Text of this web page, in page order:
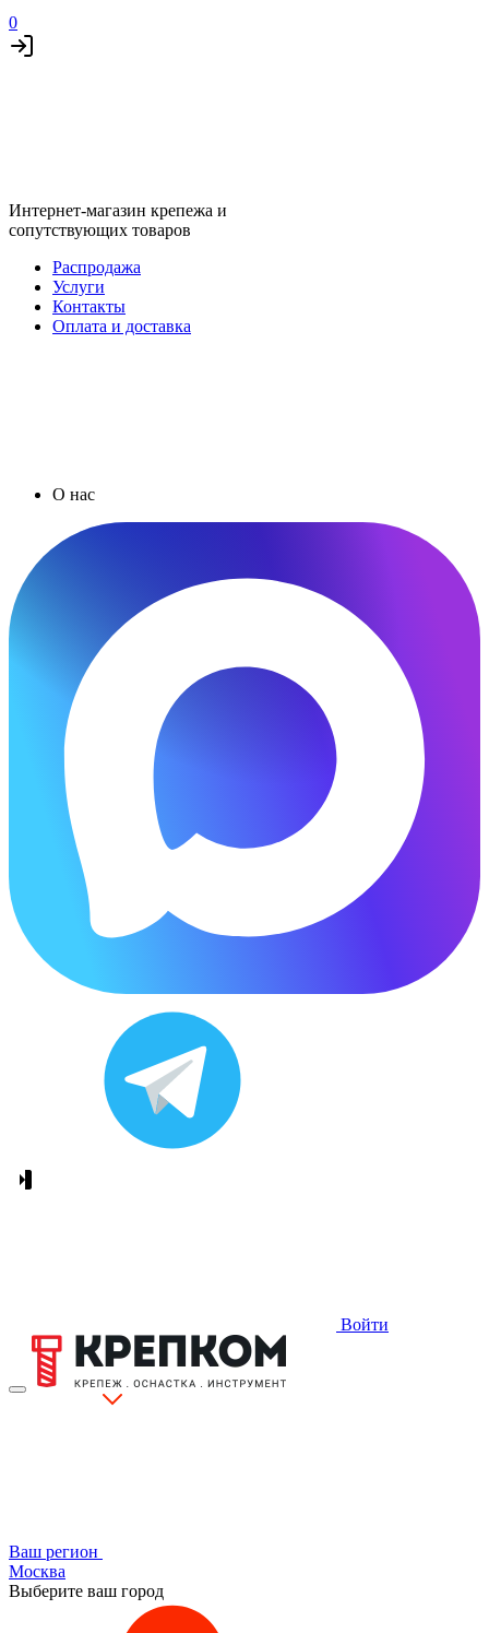
0
Интернет-магазин крепежа и
сопутствующих товаров
Распродажа
Услуги
Контакты
Оплата и доставка
О нас
Войти
Ваш регион
Москва
Выберите ваш город